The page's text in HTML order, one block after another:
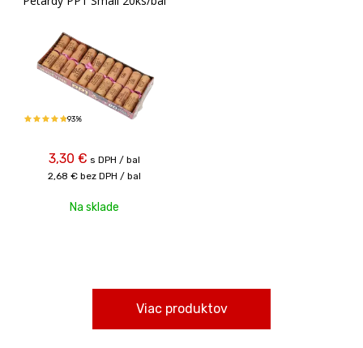
93%
3,30 € s DPH / bal
2,68 € bez DPH / bal
Na sklade
Viac produktov